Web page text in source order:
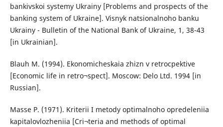
bankivskoi systemy Ukrainy [Problems and prospects of the
banking system of Ukraine]. Visnyk natsionalnoho banku
Ukrainy - Bulletin of the National Bank of Ukraine, 1, 38-43
[in Ukrainian].
Blauh M. (1994). Ekonomicheskaia zhizn v retrocpektive
[Economic life in retro¬spect]. Moscow: Delo Ltd. 1994 [in
Russian].
Masse P. (1971). Kriterii I metody optimalnoho opredeleniia
kapitalovlozheniia [Cri¬teria and methods of optimal